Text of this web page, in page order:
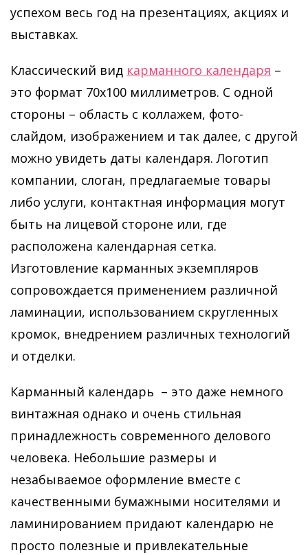
успехом весь год на презентациях, акциях и
выставках.
Классический вид карманного календаря –
это формат 70х100 миллиметров. С одной
стороны – область с коллажем, фото-
слайдом, изображением и так далее, с другой
можно увидеть даты календаря. Логотип
компании, слоган, предлагаемые товары
либо услуги, контактная информация могут
быть на лицевой стороне или, где
расположена календарная сетка.
Изготовление карманных экземпляров
сопровождается применением различной
ламинации, использованием скругленных
кромок, внедрением различных технологий
и отделки.
Карманный календарь – это даже немного
винтажная однако и очень стильная
принадлежность современного делового
человека. Небольшие размеры и
незабываемое оформление вместе с
качественными бумажными носителями и
ламинированием придают календарю не
просто полезные и привлекательные